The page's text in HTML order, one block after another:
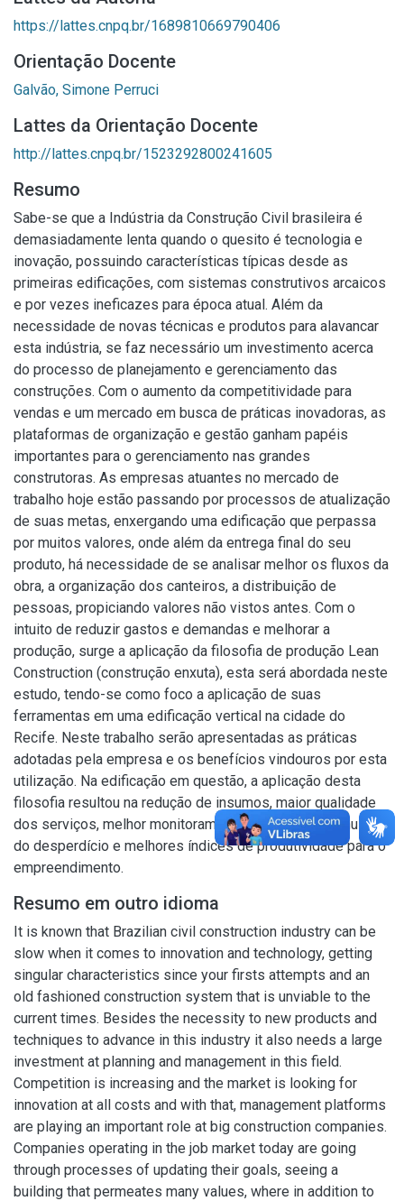
https://lattes.cnpq.br/1689810669790406
Orientação Docente
Galvão, Simone Perruci
Lattes da Orientação Docente
http://lattes.cnpq.br/1523292800241605
Resumo
Sabe-se que a Indústria da Construção Civil brasileira é
demasiadamente lenta quando o quesito é tecnologia e
inovação, possuindo características típicas desde as
primeiras edificações, com sistemas construtivos arcaicos
e por vezes ineficazes para época atual. Além da
necessidade de novas técnicas e produtos para alavancar
esta indústria, se faz necessário um investimento acerca
do processo de planejamento e gerenciamento das
construções. Com o aumento da competitividade para
vendas e um mercado em busca de práticas inovadoras, as
plataformas de organização e gestão ganham papéis
importantes para o gerenciamento nas grandes
construtoras. As empresas atuantes no mercado de
trabalho hoje estão passando por processos de atualização
de suas metas, enxergando uma edificação que perpassa
por muitos valores, onde além da entrega final do seu
produto, há necessidade de se analisar melhor os fluxos da
obra, a organização dos canteiros, a distribuição de
pessoas, propiciando valores não vistos antes. Com o
intuito de reduzir gastos e demandas e melhorar a
produção, surge a aplicação da filosofia de produção Lean
Construction (construção enxuta), esta será abordada neste
estudo, tendo-se como foco a aplicação de suas
ferramentas em uma edificação vertical na cidade do
Recife. Neste trabalho serão apresentadas as práticas
adotadas pela empresa e os benefícios vindouros por esta
utilização. Na edificação em questão, a aplicação desta
filosofia resultou na redução de insumos, maior qualidade
dos serviços, melhor monitoramento da equipe, diminuição
do desperdício e melhores índices de produtividade para o
empreendimento.
Resumo em outro idioma
It is known that Brazilian civil construction industry can be
slow when it comes to innovation and technology, getting
singular characteristics since your firsts attempts and an
old fashioned construction system that is unviable to the
current times. Besides the necessity to new products and
techniques to advance in this industry it also needs a large
investment at planning and management in this field.
Competition is increasing and the market is looking for
innovation at all costs and with that, management platforms
are playing an important role at big construction companies.
Companies operating in the job market today are going
through processes of updating their goals, seeing a
building that permeates many values, where in addition to